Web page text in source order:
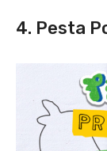
4. Pesta